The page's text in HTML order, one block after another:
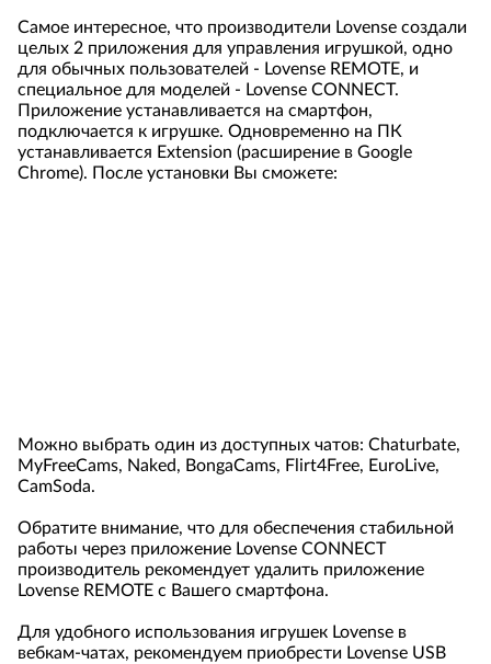
Самое интересное, что производители Lovense создали
целых 2 приложения для управления игрушкой, одно
для обычных пользователей - Lovense REMOTE, и
специальное для моделей - Lovense CONNECT.
Приложение устанавливается на смартфон,
подключается к игрушке. Одновременно на ПК
устанавливается Extension (расширение в Google
Chrome). После установки Вы сможете:
Можно выбрать один из доступных чатов: Chaturbate,
MyFreeCams, Naked, BongaCams, Flirt4Free, EuroLive,
CamSoda.
Обратите внимание, что для обеспечения стабильной
работы через приложение Lovense CONNECT
производитель рекомендует удалить приложение
Lovense REMOTE с Вашего смартфона.
Для удобного использования игрушек Lovense в
вебкам-чатах, рекомендуем приобрести Lovense USB